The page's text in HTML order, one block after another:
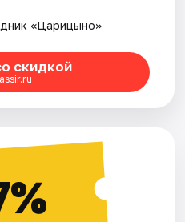
«Царицыно»
скидкой